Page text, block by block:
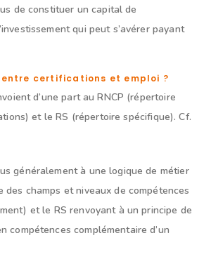
de constituer un capital de
qui peut s’avérer payant
certifications et emploi ?
d’une part au RNCP (répertoire
et le RS (répertoire spécifique). Cf.
généralement à une logique de métier
des champs et niveaux de compétences
et le RS renvoyant à un principe de
compétences complémentaire d’un